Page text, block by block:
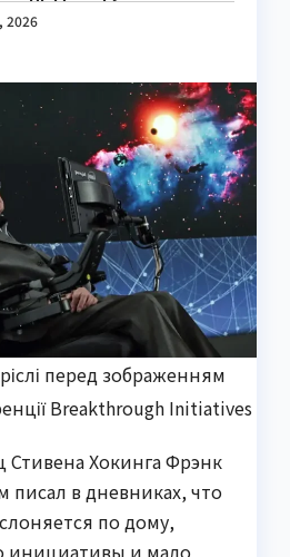
2026
перед зображенням
Breakthrough Initiatives
Стивена Хокинга Фрэнк
писал в дневниках, что
по дому,
инициативы и мало